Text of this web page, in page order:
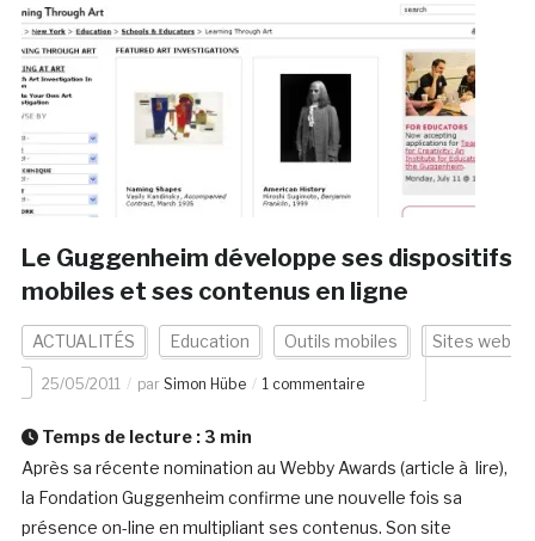
Le Guggenheim développe ses dispositifs
mobiles et ses contenus en ligne
ACTUALITÉS Education Outils mobiles Sites web
25/05/2011 par Simon Hübe 1 commentaire
Temps de lecture : 3 min
Après sa récente nomination au Webby Awards (article à lire),
la Fondation Guggenheim confirme une nouvelle fois sa
présence on-line en multipliant ses contenus. Son site